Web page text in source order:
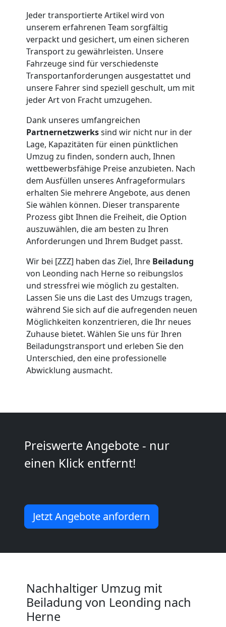
Jeder transportierte Artikel wird von
unserem erfahrenen Team sorgfältig
verpackt und gesichert, um einen sicheren
Transport zu gewährleisten. Unsere
Fahrzeuge sind für verschiedenste
Transportanforderungen ausgestattet und
unsere Fahrer sind speziell geschult, um mit
jeder Art von Fracht umzugehen.
Dank unseres umfangreichen
Partnernetzwerkssind wir nicht nur in der
Lage, Kapazitäten für einen pünktlichen
Umzug zu finden, sondern auch, Ihnen
wettbewerbsfähige Preise anzubieten. Nach
dem Ausfüllen unseres Anfrageformulars
erhalten Sie mehrere Angebote, aus denen
Sie wählen können. Dieser transparente
Prozess gibt Ihnen die Freiheit, die Option
auszuwählen, die am besten zu Ihren
Anforderungen und Ihrem Budget passt.
Wir bei [ZZZ] haben das Ziel, Ihre Beiladung
von Leonding nach Herne so reibungslos
und stressfrei wie möglich zu gestalten.
Lassen Sie uns die Last des Umzugs tragen,
während Sie sich auf die aufregenden neuen
Möglichkeiten konzentrieren, die Ihr neues
Zuhause bietet. Wählen Sie uns für Ihren
Beiladungstransport und erleben Sie den
Unterschied, den eine professionelle
Abwicklung ausmacht.
Preiswerte Angebote - nur
einen Klick entfernt!
Jetzt Angebote anfordern
Nachhaltiger Umzug mit
Beiladung von Leonding nach
Herne
Leonding
Möbeltransport
Leonding
Beiladung
Leonding
Mini
Umzug
Leonding
Umzug
Mann
Leonding
Kunsttransport
Leonding
Umzug
Leonding
Mann